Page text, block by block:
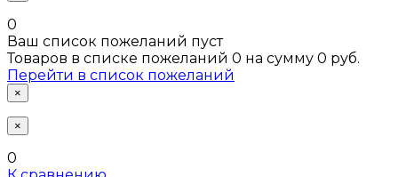
0
Ваш список пожеланий пуст
Товаров в списке пожеланий 0 на сумму 0 руб.
Перейти в список пожеланий
×
×
0